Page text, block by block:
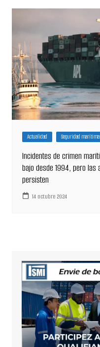
Actualidad Seguridad marítima
Incidentes de crimen
bajo desde 1994, pero las
persisten
14 octubre 2024